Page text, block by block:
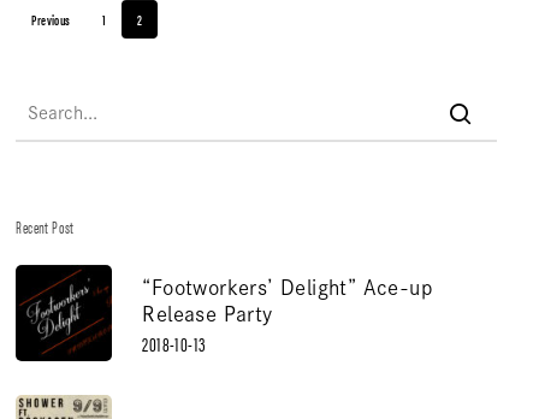
Previous 1 2
Recent Post
“Footworkers’ Delight” Ace-up
Release Party
2018-10-13